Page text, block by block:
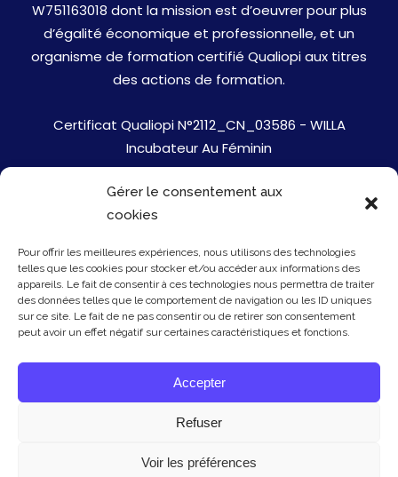
Gérer le consentement aux
cookies
Pour offrir les meilleures expériences, nous utilisons des technologies
telles que les cookies pour stocker et/ou accéder aux informations des
appareils. Le fait de consentir à ces technologies nous permettra de traiter
des données telles que le comportement de navigation ou les ID uniques
sur ce site. Le fait de ne pas consentir ou de retirer son consentement
peut avoir un effet négatif sur certaines caractéristiques et fonctions.
Accepter
Refuser
Voir les préférences
W751163018 dont la mission est d’oeuvrer pour plus
d’égalité économique et professionnelle, et un
organisme de formation certifié Qualiopi aux titres
des actions de formation.
Certificat Qualiopi N°2112_CN_03586 - WILLA
Incubateur Au Féminin
Jobs
Mentions Légales
Politique de cookies
Presse